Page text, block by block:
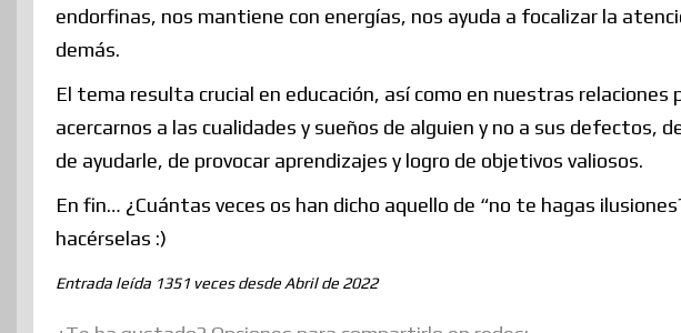
endorfinas, nos mantiene con energías, nos ayuda a focalizar la
demás.
El tema resulta crucial en educación, así como en nuestras relaciones
acercarnos a las cualidades y sueños de alguien y no a sus defectos,
de ayudarle, de provocar aprendizajes y logro de objetivos valiosos.
En fin… ¿Cuántas veces os han dicho aquello de “no te hagas
hacérselas :)
Entrada leída 1351 veces desde Abril de 2022